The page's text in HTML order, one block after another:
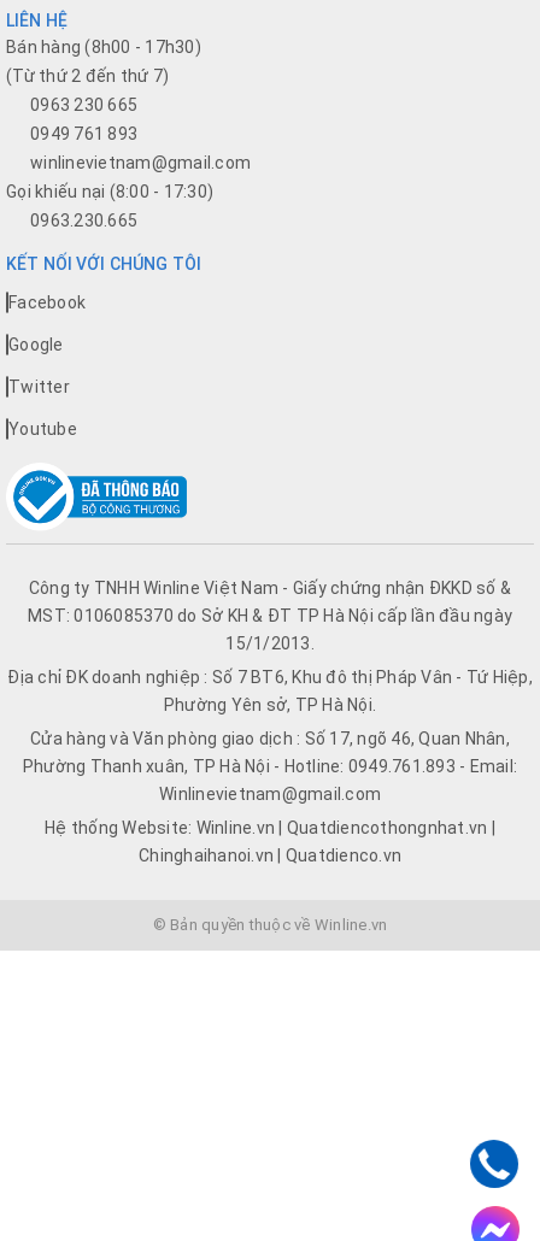
LIÊN HỆ
Bán hàng (8h00 - 17h30)
(Từ thứ 2 đến thứ 7)
0963 230 665
0949 761 893
winlinevietnam@gmail.com
Gọi khiếu nại (8:00 - 17:30)
0963.230.665
KẾT NỐI VỚI CHÚNG TÔI
Facebook
Google
Twitter
Youtube
Công ty TNHH Winline Việt Nam - Giấy chứng nhận ĐKKD số &
MST: 0106085370 do Sở KH & ĐT TP Hà Nội cấp lần đầu ngày
15/1/2013.
Địa chỉ ĐK doanh nghiệp : Số 7 BT6, Khu đô thị Pháp Vân - Tứ Hiệp,
Phường Yên sở, TP Hà Nội.
Cửa hàng và Văn phòng giao dịch : Số 17, ngõ 46, Quan Nhân,
Phường Thanh xuân, TP Hà Nội - Hotline: 0949.761.893 - Email:
Winlinevietnam@gmail.com
Hệ thống Website: Winline.vn | Quatdiencothongnhat.vn |
Chinghaihanoi.vn | Quatdienco.vn
© Bản quyền thuộc về Winline.vn